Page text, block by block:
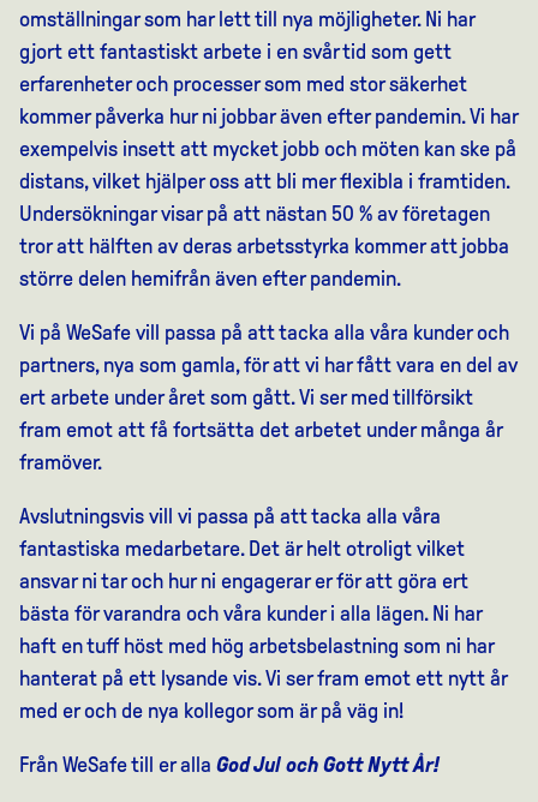
omställningar som har lett till nya möjligheter. Ni har
gjort ett fantastiskt arbete i en svår tid som gett
erfarenheter och processer som med stor säkerhet
kommer påverka hur ni jobbar även efter pandemin. Vi har
exempelvis insett att mycket jobb och möten kan ske på
distans, vilket hjälper oss att bli mer flexibla i framtiden.
Undersökningar visar på att nästan 50 % av företagen
tror att hälften av deras arbetsstyrka kommer att jobba
större delen hemifrån även efter pandemin.
Vi på WeSafe vill passa på att tacka alla våra kunder och
partners, nya som gamla, för att vi har fått vara en del av
ert arbete under året som gått. Vi ser med tillförsikt
fram emot att få fortsätta det arbetet under många år
framöver.
Avslutningsvis vill vi passa på att tacka alla våra
fantastiska medarbetare. Det är helt otroligt vilket
ansvar ni tar och hur ni engagerar er för att göra ert
bästa för varandra och våra kunder i alla lägen. Ni har
haft en tuff höst med hög arbetsbelastning som ni har
hanterat på ett lysande vis. Vi ser fram emot ett nytt år
med er och de nya kollegor som är på väg in!
Från WeSafe till er alla God Jul och Gott Nytt År!